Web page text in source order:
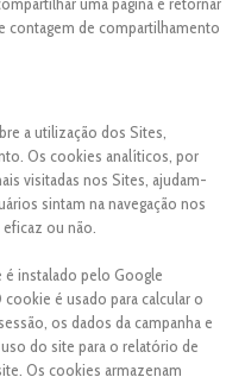
contagem de compartilhamento
a utilização dos Sites,
Os cookies analíticos, por
visitadas nos Sites, ajudam-
sintam na navegação nos
ou não.
é instalado pelo Google
cookie é usado para calcular o
os dados da campanha e
do site para o relatório de
Os cookies armazenam